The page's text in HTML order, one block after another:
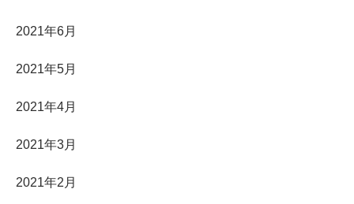
2021年6月
2021年5月
2021年4月
2021年3月
2021年2月